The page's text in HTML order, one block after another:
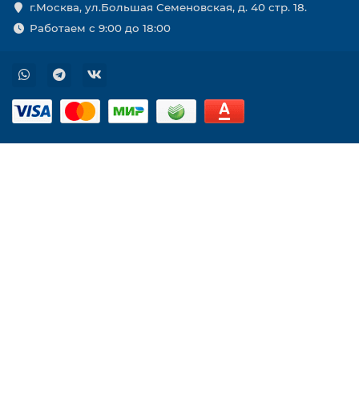
г.Москва, ул.Большая Семеновская, д. 40 стр. 18.
Работаем с 9:00 до 18:00